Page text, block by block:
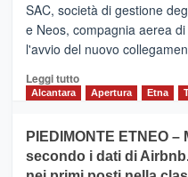
SAC, società di gestione
e Neos, compagnia aerea
l'avvio del nuovo
Leggi tuttoLeggi
CATANIA
–
Alcantara Apertura Etna
PIEDIMONTE ETNEO
secondo i dati di